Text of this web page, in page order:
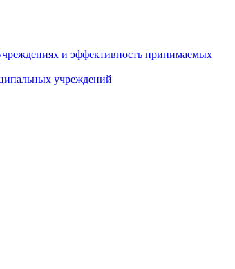
и эффективность принимаемых
учреждений